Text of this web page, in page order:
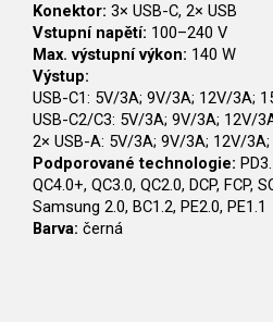
Konektor: 3× USB-C, 2× USB
Vstupní napětí: 100–240 V
Max. výstupní výkon: 140 W
Výstup:
USB-C1: 5V/3A; 9V/3A; 12V/3A;
USB-C2/C3: 5V/3A; 9V/3A; 12V/
2× USB-A: 5V/3A; 9V/3A; 12V/
Podporované technologie:
QC4.0+, QC3.0, QC2.0, DCP, FCP,
Samsung 2.0, BC1.2, PE2.0, PE1.1
Barva: černá